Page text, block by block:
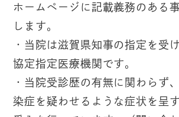
ホームページに記載義務のある
します。
・当院は滋賀県知事の指定を受
協定指定医療機関です。
・当院受診歴の有無に関わらず
染症を疑わせるような症状を呈